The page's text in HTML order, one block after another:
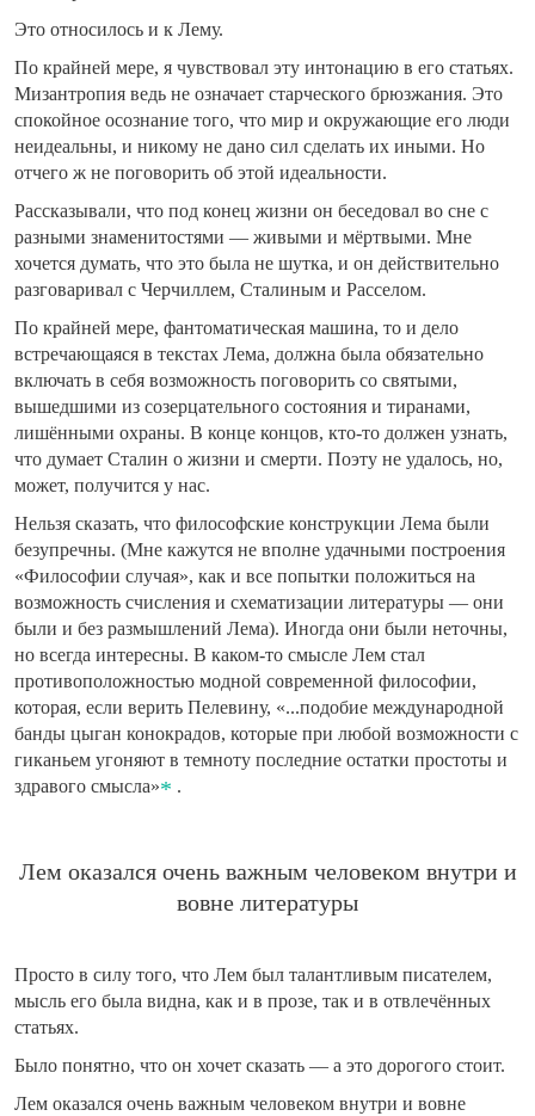
Это относилось и к Лему.
По крайней мере, я чувствовал эту интонацию в его статьях.
Мизантропия ведь не означает старческого брюзжания. Это
спокойное осознание того, что мир и окружающие его люди
неидеальны, и никому не дано сил сделать их иными. Но
отчего ж не поговорить об этой идеальности.
Рассказывали, что под конец жизни он беседовал во сне с
разными знаменитостями — живыми и мёртвыми. Мне
хочется думать, что это была не шутка, и он действительно
разговаривал с Черчиллем, Сталиным и Расселом.
По крайней мере, фантоматическая машина, то и дело
встречающаяся в текстах Лема, должна была обязательно
включать в себя возможность поговорить со святыми,
вышедшими из созерцательного состояния и тиранами,
лишёнными охраны. В конце концов, кто-то должен узнать,
что думает Сталин о жизни и смерти. Поэту не удалось, но,
может, получится у нас.
Нельзя сказать, что философские конструкции Лема были
безупречны. (Мне кажутся не вполне удачными построения
«Философии случая», как и все попытки положиться на
возможность счисления и схематизации литературы — они
были и без размышлений Лема). Иногда они были неточны,
но всегда интересны. В каком-то смысле Лем стал
противоположностью модной современной философии,
которая, если верить Пелевину, «...подобие международной
банды цыган конокрадов, которые при любой возможности с
гиканьем угоняют в темноту последние остатки простоты и
здравого смысла»
.
Лем оказался очень важным человеком внутри и
вовне литературы
Просто в силу того, что Лем был талантливым писателем,
мысль его была видна, как и в прозе, так и в отвлечённых
статьях.
Было понятно, что он хочет сказать — а это дорогого стоит.
Лем оказался очень важным человеком внутри и вовне